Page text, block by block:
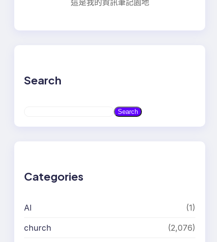
這是我的資訊筆記園地
Search
Search
Categories
AI (1)
church (2,076)